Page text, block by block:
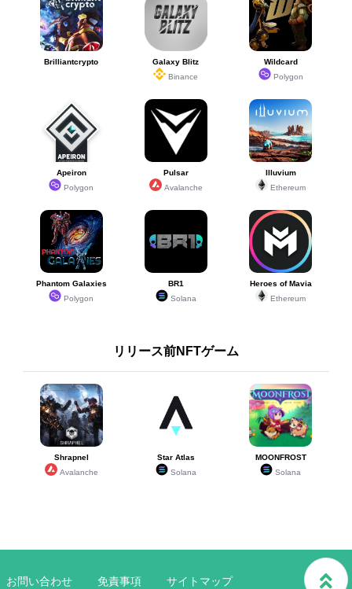
Brilliantcrypto
Galaxy Blitz
Binance
Wildcard
Polygon
Apeiron
Polygon
Pulsar
Avalanche
Illuvium
Ethereum
Phantom Galaxies
Polygon
BR1
Solana
Heroes of Mavia
Ethereum
リリース前NFTゲーム
Shrapnel
Avalanche
Star Atlas
Solana
MOONFROST
Solana
お問い合わせ 免責事項 サイトマップ